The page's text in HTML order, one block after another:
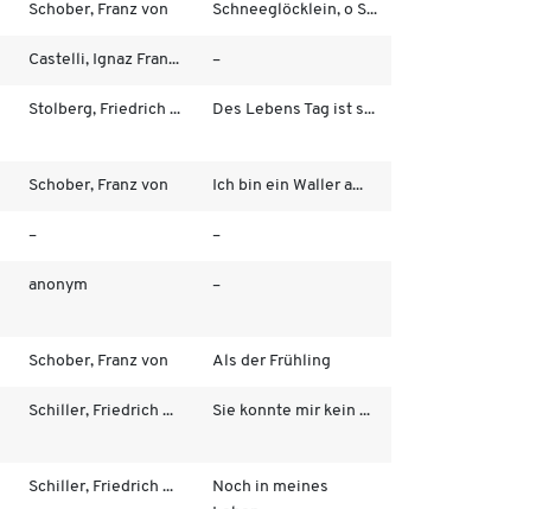
Schober, Franz von Schneeglöcklein, o S...
Castelli, Ignaz Fran... –
Stolberg, Friedrich ... Des Lebens Tag ist s...
Schober, Franz von Ich bin ein Waller a...
– –
anonym –
Schober, Franz von Als der Frühling
Schiller, Friedrich ... Sie konnte mir kein ...
Schiller, Friedrich ...
Noch in meines